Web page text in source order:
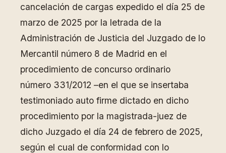
cancelación de cargas expedido el día 25 de
marzo de 2025 por la letrada de la
Administración de Justicia del Juzgado de lo
Mercantil número 8 de Madrid en el
procedimiento de concurso ordinario
número 331/2012 –en el que se insertaba
testimoniado auto firme dictado en dicho
procedimiento por la magistrada-juez de
dicho Juzgado el día 24 de febrero de 2025,
según el cual de conformidad con lo